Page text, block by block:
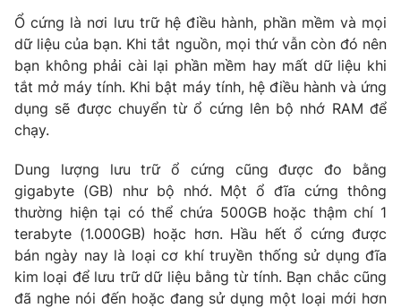
Ổ cứng là nơi lưu trữ hệ điều hành, phần mềm và mọi
dữ liệu của bạn. Khi tắt nguồn, mọi thứ vẫn còn đó nên
bạn không phải cài lại phần mềm hay mất dữ liệu khi
tắt mở máy tính. Khi bật máy tính, hệ điều hành và ứng
dụng sẽ được chuyển từ ổ cứng lên bộ nhớ RAM để
chạy.
Dung lượng lưu trữ ổ cứng cũng được đo bằng
gigabyte (GB) như bộ nhớ. Một ổ đĩa cứng thông
thường hiện tại có thể chứa 500GB hoặc thậm chí 1
terabyte (1.000GB) hoặc hơn. Hầu hết ổ cứng được
bán ngày nay là loại cơ khí truyền thống sử dụng đĩa
kim loại để lưu trữ dữ liệu bằng từ tính. Bạn chắc cũng
đã nghe nói đến hoặc đang sử dụng một loại mới hơn